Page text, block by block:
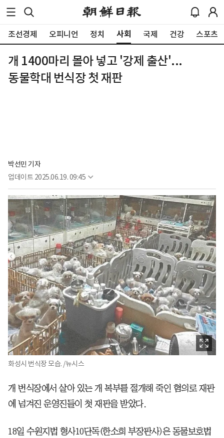
조선경제 오피니언 정치 사회 국제 건강 스포츠
개 1400마리 몰아 넣고 '강제 출산'...
동물학대 번식장 첫 재판
박선민 기자
업데이트 2025.06.19. 09:45
화성시 번식장 모습. /뉴시스
개 번식장에서 살아 있는 개 복부를 절개해 죽인 혐의로 재판
에 넘겨진 운영진들이 첫 재판을 받았다.
18일 수원지법 형사10단독(한소희 부장판사)은 동물보호법